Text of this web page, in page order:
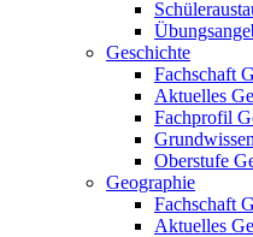
Geschichte
Fachschaft
Aktuelles
Fachprofil
Oberstufe
Geographie
Fachschaft
Aktuelles